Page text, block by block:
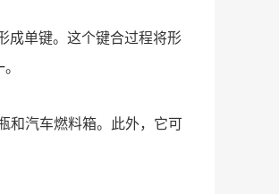
成单键。这个键合过程将形
和汽车燃料箱。此外，它可